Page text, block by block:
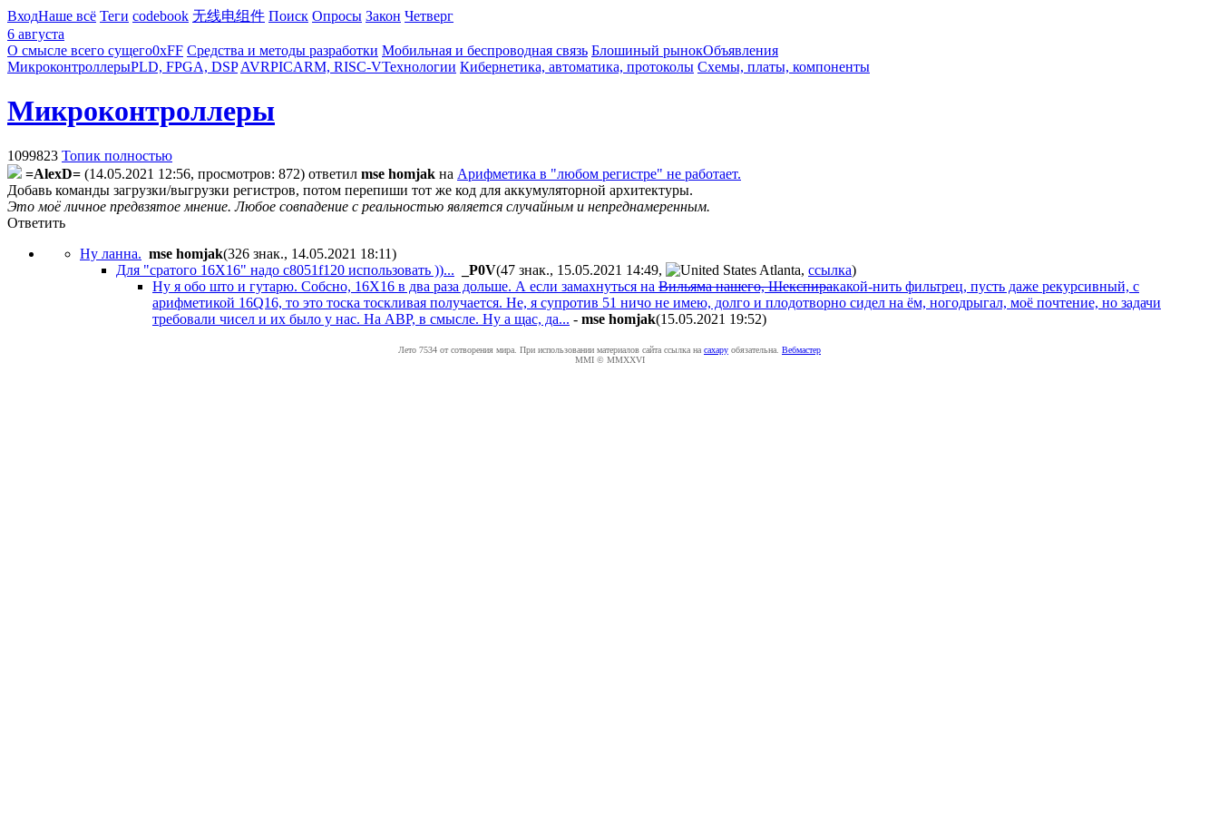
ВходНаше всё Теги codebook 无线电组件 Поиск Опросы Закон Четверг
6 августа
О смысле всего сущего0xFF Средства и методы разработки Мобильная и беспроводная связь Блошиный рынокОбъявления
МикроконтроллерыPLD, FPGA, DSP AVRPICARM, RISC-VТехнологии Кибернетика, автоматика, протоколы Схемы, платы, компоненты
Микроконтроллеры
1099823 Топик полностью
=AlexD= (14.05.2021 12:56, просмотров: 872) ответил mse homjak на Арифметика в "любом регистре" не работает.
Добавь команды загрузки/выгрузки регистров, потом перепиши тот же код для аккумуляторной архитектуры.
Это моё личное предвзятое мнение. Любое совпадение с реальностью является случайным и непреднамеренным.
Ответить
Ну ланна. mse homjak(326 знак., 14.05.2021 18:11)
Для "сратого 16Х16" надо c8051f120 использовать ))...
_P0V(47 знак., 15.05.2021 14:49, , ссылка)
Ну я обо што и гутарю. Собсно, 16Х16 в два раза дольше. А если замахнуться на Вильяма нашего, Шекспиракакой-нить фильтрец, пусть даже рекурсивный, с
арифметикой 16Q16, то это тоска тоскливая получается. Не, я супротив 51 ничо не имею, долго и плодотворно сидел на ём, ногодрыгал, моё почтение, но задачи
требовали чисел и их было у нас. На АВР, в смысле. Ну а щас, да... - mse homjak(15.05.2021 19:52)
Лето 7534 от сотворения мира. При использовании материалов сайта ссылка на caxapу обязательна. Вебмастер
MMI © MMXXVI